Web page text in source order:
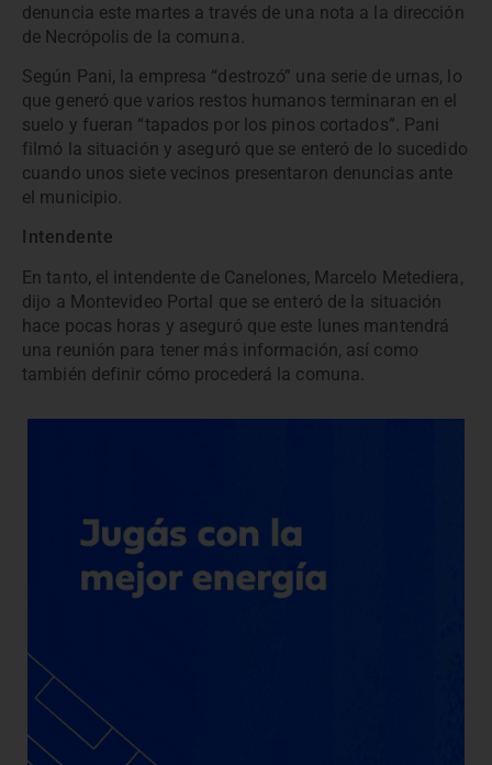
denuncia este martes a través de una nota a la dirección
de Necrópolis de la comuna.
Según Pani, la empresa “destrozó” una serie de urnas, lo
que generó que varios restos humanos terminaran en el
suelo y fueran “tapados por los pinos cortados”. Pani
filmó la situación y aseguró que se enteró de lo sucedido
cuando unos siete vecinos presentaron denuncias ante
el municipio.
Intendente
En tanto, el intendente de Canelones, Marcelo Metediera,
dijo a Montevideo Portal que se enteró de la situación
hace pocas horas y aseguró que este lunes mantendrá
una reunión para tener más información, así como
también definir cómo procederá la comuna.